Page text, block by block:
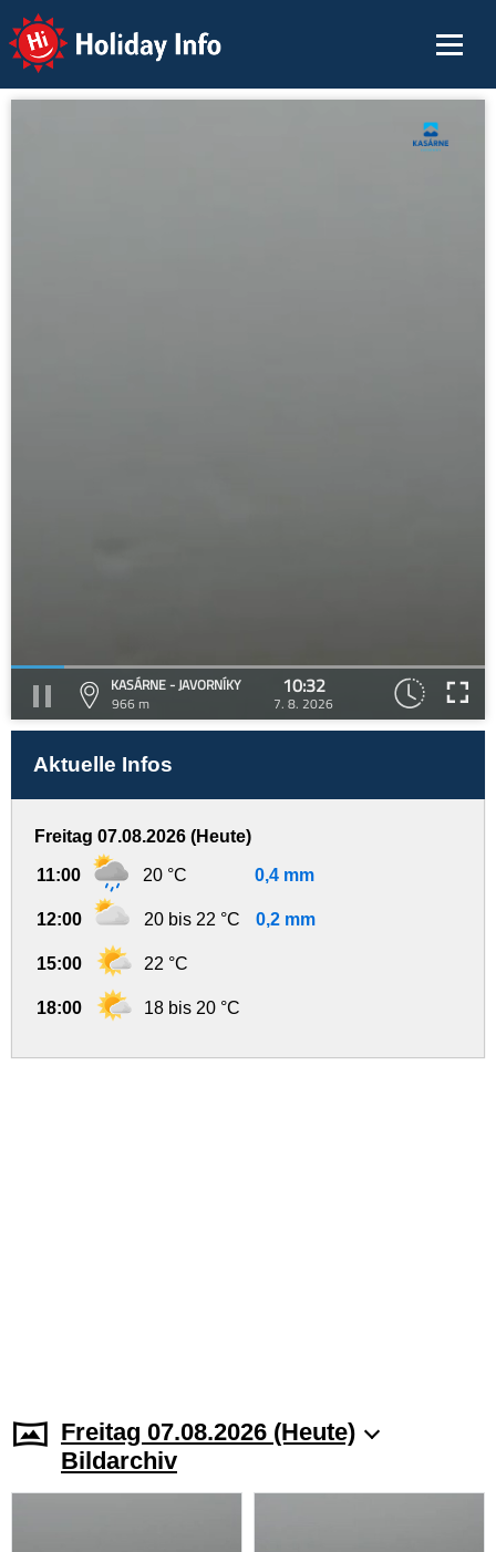
Holiday Info
KASÁRNE - JAVORNÍKY
966 m
10:32
7. 8. 2026
Aktuelle Infos
Freitag 07.08.2026 (Heute)
11:00 20 °C 0,4 mm
12:00 20 bis 22 °C 0,2 mm
15:00 22 °C
18:00 18 bis 20 °C
Freitag 07.08.2026 (Heute)
Bildarchiv